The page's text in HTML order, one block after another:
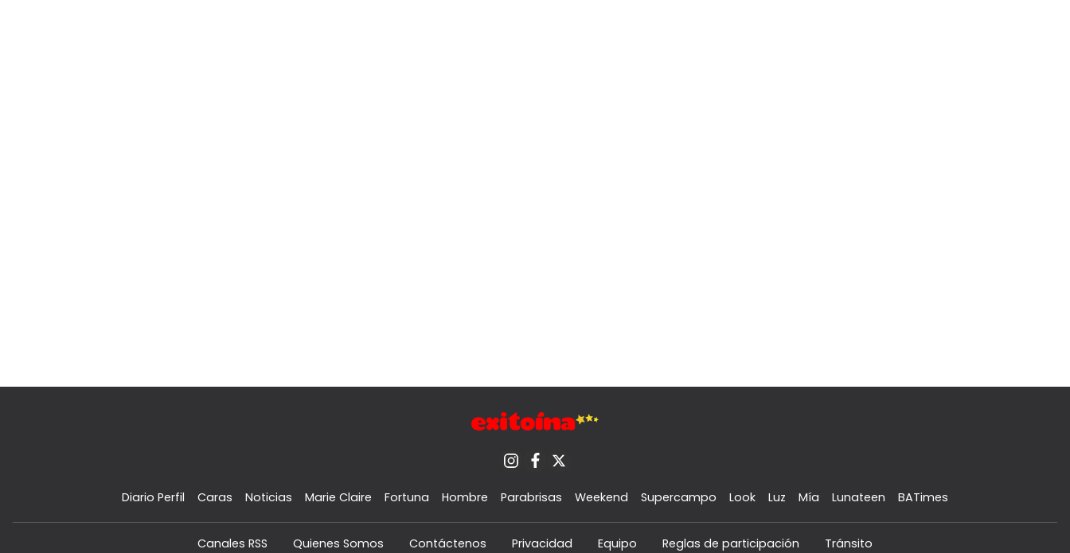
Diario Perfil Caras Noticias Marie Claire Fortuna Hombre Parabrisas Weekend Supercampo Look Luz Mía Lunateen BATimes
Canales RSS Quienes Somos Contáctenos Privacidad Equipo Reglas de participación Tránsito